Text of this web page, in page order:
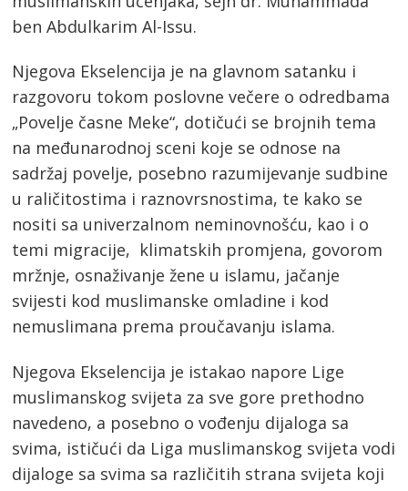
ben Abdulkarim Al-Issu.
Njegova Ekselencija je na glavnom satanku i
razgovoru tokom poslovne večere o odredbama
„Povelje časne Meke“, dotičući se brojnih tema
na međunarodnoj sceni koje se odnose na
sadržaj povelje, posebno razumijevanje sudbine
u raličitostima i raznovrsnostima, te kako se
nositi sa univerzalnom neminovnošću, kao i o
temi migracije, klimatskih promjena, govorom
mržnje, osnaživanje žene u islamu, jačanje
svijesti kod muslimanske omladine i kod
nemuslimana prema proučavanju islama.
Njegova Ekselencija je istakao napore Lige
muslimanskog svijeta za sve gore prethodno
navedeno, a posebno o vođenju dijaloga sa
svima, ističući da Liga muslimanskog svijeta vodi
dijaloge sa svima sa različitih strana svijeta koji